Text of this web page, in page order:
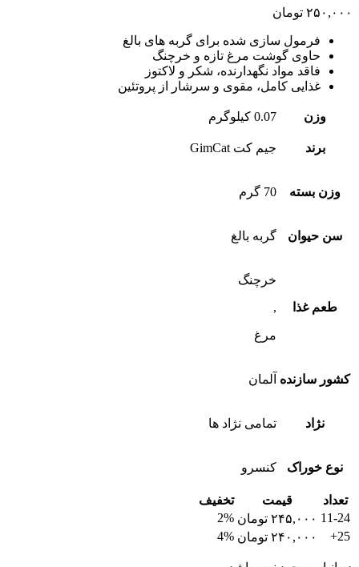
۲۵۰,۰۰۰ تومان
فرمول سازی شده برای گربه های بالغ
حاوی گوشت مرغ تازه و خرچنگ
فاقد مواد نگهدارنده، شکر و لاکتوز
غذایی کامل، مقوی و سرشار از پروتئین
وزن 0.07 کیلوگرم
برند جیم کت GimCat
وزن بسته 70 گرم
سن حیوان گربه بالغ
طعم غذا
خرچنگ
,
مرغ
کشور سازنده آلمان
نژاد تمامی نژاد ها
نوع خوراک کنسرو
تعداد قیمت
تخفیف
11-24 ۲۴۵,۰۰۰ تومان 2%
25+
۲۴۰,۰۰۰ تومان 4%